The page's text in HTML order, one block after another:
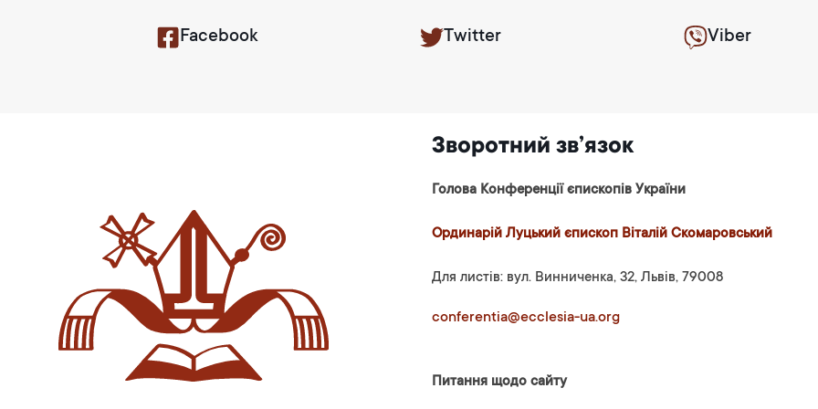
Facebook Twitter Viber
Зворотний зв’язок
Голова Конференції єпископів України
Ординарій Луцький єпископ Віталій Скомаровський
Для листів: вул. Винниченка, 32, Львів, 79008
conferentia@ecclesia-ua.org
Питання щодо сайту